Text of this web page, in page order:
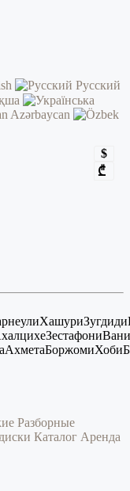
Русский
Azərbaycan
$
₾
ХашуриЗугдиди
ЗестафониВани
АхметаБоржомиХоби
Разборные
Каталог Аренда